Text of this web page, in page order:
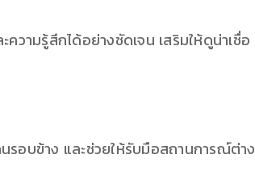
ามรู้สึกได้อย่างชัดเจน เสริมให้ดูน่าเชื่อ
รอบข้าง และช่วยให้รับมือสถานการณ์ต่าง